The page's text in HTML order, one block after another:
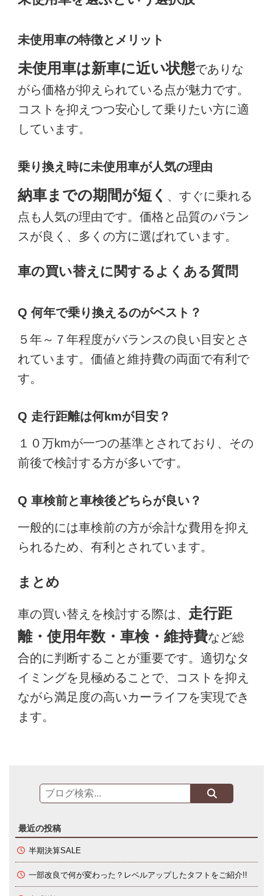
未使用車の特徴とメリット
未使用車は新車に近い状態でありな
がら価格が抑えられている点が魅力です。
コストを抑えつつ安心して乗りたい方に適
しています。
乗り換え時に未使用車が人気の理由
納車までの期間が短く 、すぐに乗れる
点も人気の理由です。価格と品質のバラン
スが良く、多くの方に選ばれています。
車の買い替えに関するよくある質問
Q 何年で乗り換えるのがベスト？
５年～７年程度がバランスの良い目安とさ
れています。価値と維持費の両面で有利で
す。
Q 走行距離は何kmが目安？
１０万kmが一つの基準とされており、その
前後で検討する方が多いです。
Q 車検前と車検後どちらが良い？
一般的には車検前の方が余計な費用を抑え
られるため、有利とされています。
まとめ
車の買い替えを検討する際は、 走行距
離・使用年数・車検・維持費など総
合的に判断することが重要です。適切なタ
イミングを見極めることで、コストを抑え
ながら満足度の高いカーライフを実現でき
ます。
最近の投稿
半期決算SALE
一部改良で何が変わった？レベルアップしたタフトをご紹介!!